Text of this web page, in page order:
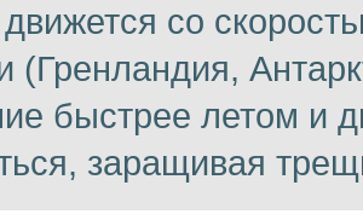
со
(Гренландия,
быстрее летом и
заращивая